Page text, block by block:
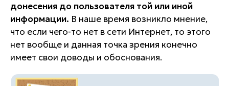
донесения до пользователя той или иной
информации. В наше время возникло мнение,
что если чего-то нет в сети Интернет, то этого
нет вообще и данная точка зрения конечно
имеет свои доводы и обоснования.